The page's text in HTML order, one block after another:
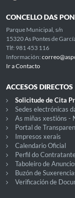
CONCELLO DAS
Parque Municipal, s/n
15320 As Pontes de
Tlf: 981 453 116
Información:
Ir a Contacto
ACCESOS DIRECTOS
Solicitude de Cita
Sedes electrónicas
As miñas xestións -
Portal de
Impresos xerais
Calendario Oficial
Perfil do
Taboleiro de
Buzón de
Verificación de